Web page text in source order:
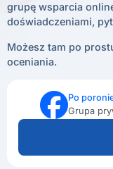
grupę wsparcia
doświadczeniami,
Możesz tam po
oceniania.
Po
Grupa